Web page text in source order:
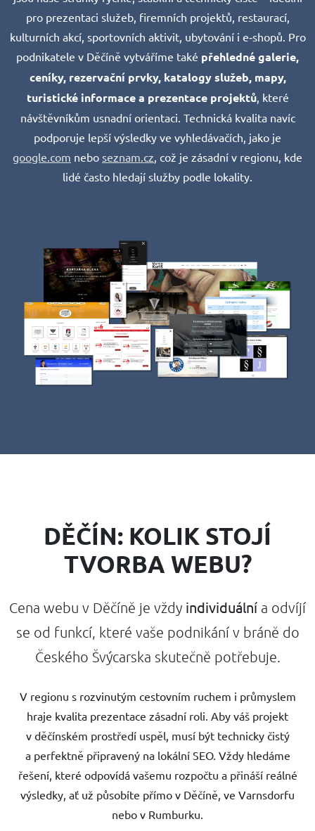
pro prezentaci služeb, firemních projektů, restaurací,
kulturních akcí, sportovních aktivit, ubytování i e‑shopů. Pro
podnikatele v Děčíně vytváříme také přehledné galerie,
ceníky, rezervační prvky, katalogy služeb, mapy,
turistické informace a prezentace projektů, které
návštěvníkům usnadní orientaci. Technická kvalita navíc
podporuje lepší výsledky ve vyhledávačích, jako je
google.com nebo seznam.cz , což je zásadní v regionu, kde
lidé často hledají služby podle lokality.
DĚČÍN: KOLIK STOJÍ
TVORBA WEBU?
Cena webu v Děčíně je vždy individuální a odvíjí
se od funkcí, které vaše podnikání v bráně do
Českého Švýcarska skutečně potřebuje.
V regionu s rozvinutým cestovním ruchem i průmyslem
hraje kvalita prezentace zásadní roli. Aby váš projekt
v děčínském prostředí uspěl, musí být technicky čistý
a perfektně připravený na lokální SEO. Vždy hledáme
řešení, které odpovídá vašemu rozpočtu a přináší reálné
výsledky, ať už působíte přímo v Děčíně, ve Varnsdorfu
nebo v Rumburku.